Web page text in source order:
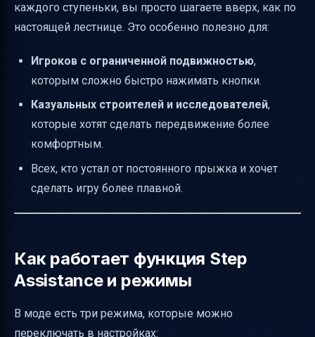
Полезные ссылки
каждого ступеньки, вы просто шагаете вверх, как по
настоящей лестнице. Это особенно полезно для:
Игроков с ограниченной подвижностью,
которым сложно быстро нажимать кнопки.
Казуальных строителей и исследователей,
которые хотят сделать передвижение более
комфортным.
Всех, кто устал от постоянного прыжка и хочет
сделать игру более плавной.
Как работает функция Step
Assistance и режимы
В моде есть три режима, которые можно
переключать в настройках: